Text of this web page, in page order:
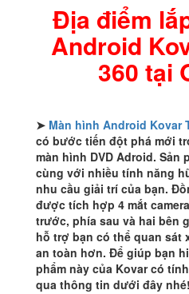
Địa điểm
Android
360 tại
➤ Màn hình Android Kovar
có bước tiến đột phá mới
màn hình DVD Adroid. Sản
cùng với nhiều tính năng
nhu cầu giải trí của bạn.
được tích hợp 4 mắt
trước, phía sau và hai bên
hỗ trợ bạn có thể quan sát
an toàn hơn. Để giúp bạn
phẩm này của Kovar có
qua thông tin dưới đây nhé!